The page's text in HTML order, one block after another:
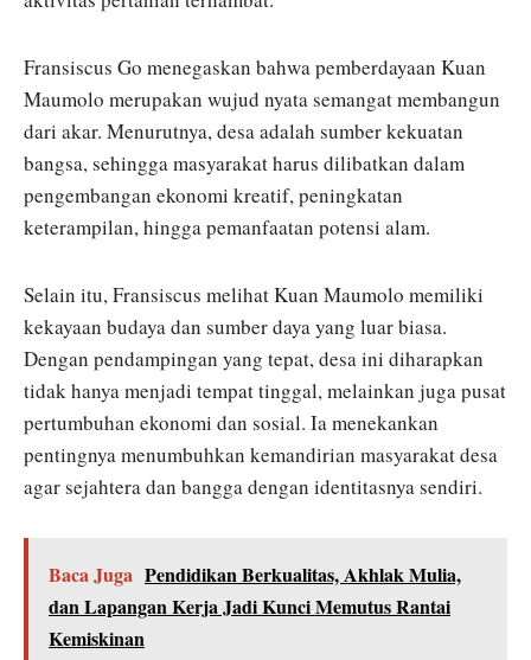
Fransiscus Go menegaskan bahwa pemberdayaan Kuan
Maumolo merupakan wujud nyata semangat membangun
dari akar. Menurutnya, desa adalah sumber kekuatan
bangsa, sehingga masyarakat harus dilibatkan dalam
pengembangan ekonomi kreatif, peningkatan
keterampilan, hingga pemanfaatan potensi alam.
Selain itu, Fransiscus melihat Kuan Maumolo memiliki
kekayaan budaya dan sumber daya yang luar biasa.
Dengan pendampingan yang tepat, desa ini diharapkan
tidak hanya menjadi tempat tinggal, melainkan juga pusat
pertumbuhan ekonomi dan sosial. Ia menekankan
pentingnya menumbuhkan kemandirian masyarakat desa
agar sejahtera dan bangga dengan identitasnya sendiri.
Baca Juga Pendidikan Berkualitas, Akhlak Mulia,
dan Lapangan Kerja Jadi Kunci Memutus Rantai
Kemiskinan